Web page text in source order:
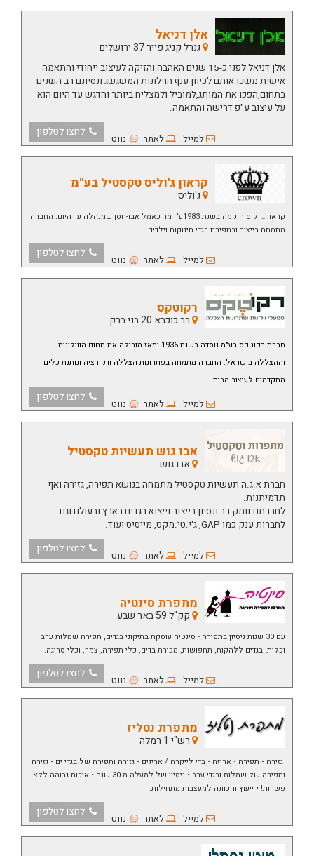
אלן דניאל
גנרל קניג פייר 37 ירושלים
אלן דניאל לפני כ-15 שנים האהבה והזיקה לעיצוב ייחודי והתאמה
אישית משכו אותם לכיוון ענף הוילונות המשגשג ונסיונם רב השנים
בתחום,הפכו את המותג,למוביל ולמצליח ביותר והדגש עד היום הוא
על עיצוב ע"פ דרישה והתאמה.
למייל לאתר נווט לחצו לטלפון
קראון ג'וליס טקסטיל בע"מ
ג'וליס
קראון ג'וליס הוקמה בשנת 1983ע"י מר כאמל אבו-חסן שמנהלה עד היום. החברה
מתמחה בייצור ובתפירת בגדי תינוקות וילדים.
למייל לאתר נווט לחצו לטלפון
רקוטקס
בר כוכבא 20 בני ברק
חברת רקוטקס בע"מ נוסדה בשנת 1936 ומאז מובילה את תחום הווילונות
וההצללה בישראל. החברה מתמחה בפתרונות הצללה ודקורציה ונותנת כלים
מתקדמים לעיצוב הבית.
למייל לאתר נווט לחצו לטלפון
אבו גוש תעשיות טקסטיל
אבו גוש
חברת א.ג.ה תעשיות טקסטיל מתמחה בנושא תפירה, גזירה ואף
תדמיתנות.
לחברתנו וותק רב ונסיון בייצור וייצוא בגדים בארץ ובעולם וגם
לחברות ענק כמו GAP, ג'י.טי.מקס, מייסיס ועוד.
למייל לאתר נווט לחצו לטלפון
מתפרת סינטיה
קק"ל 59 באר שבע
עם 30 שנות ניסיון בתפירה - סינטיה עוסקת בתיקוני בגדים, תפירה שמלות ערב
וכלות, בגדים ללהקות, תחפושות, מכירת בדים, כלי תפירה, צמר, וכלי סריגה.
למייל לאתר נווט לחצו לטלפון
מתפרת נטליז
רש"י 1 רמלה
גזירה • תפירה • אריזה • בדי לייקרה / אריגים • גזירה ותפירה של בגדי ים • גזירה
ותפירה של שמלות ובגדי ערב • ניסיון של למעלה מ 30 שנה • איכות גבוהה ללא
פשרות! • ייעוץ והכוונה למעצבות מתחילות.
למייל לאתר נווט לחצו לטלפון